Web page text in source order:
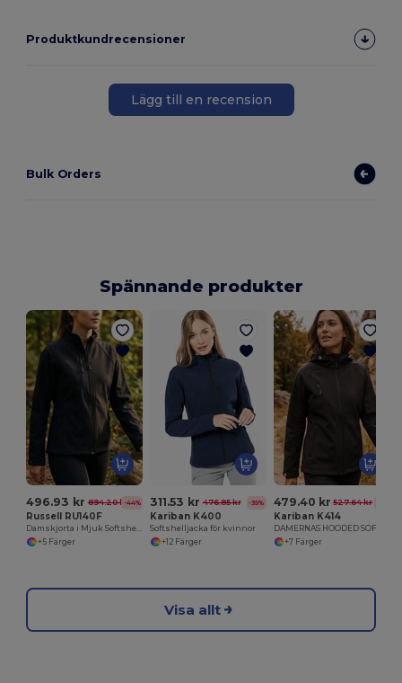
Produktkundrecensioner
Lägg till en recension
Bulk Orders
Spännande produkter
496.93 kr 894.20 kr-44%
Russell RU140F
Damskjorta i Mjuk Softshell med Feminint Snitt
+5 Färger
311.53 kr 476.85 kr -35%
Kariban K400
Softshelljacka för kvinnor
+12 Färger
479.40 kr 527.64 kr
Kariban K414
+7 Färger
Visa allt